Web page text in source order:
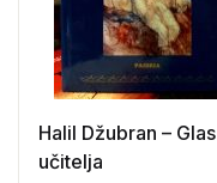
Halil Džubran – Glas
učitelja